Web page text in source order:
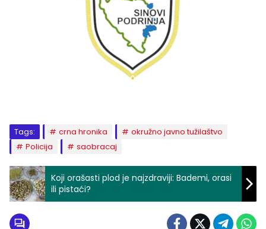
Tags: crna hronika
okružno javno tužilaštvo
Policija
saobracaj
Koji orašasti plod je najzdraviji: Bademi, orasi
ili pistaći?